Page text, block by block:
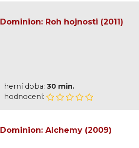
Dominion: Roh hojnosti (2011)
herní doba: 30 min.
hodnocení:
Dominion: Alchemy (2009)